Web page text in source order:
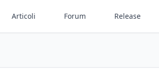
Articoli Forum Release